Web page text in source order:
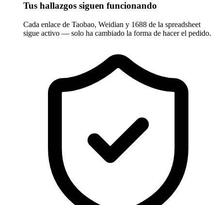
Tus hallazgos siguen funcionando
Cada enlace de Taobao, Weidian y 1688 de la spreadsheet
sigue activo — solo ha cambiado la forma de hacer el pedido.